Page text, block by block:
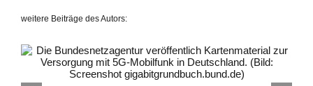
weitere Beiträge des Autors: